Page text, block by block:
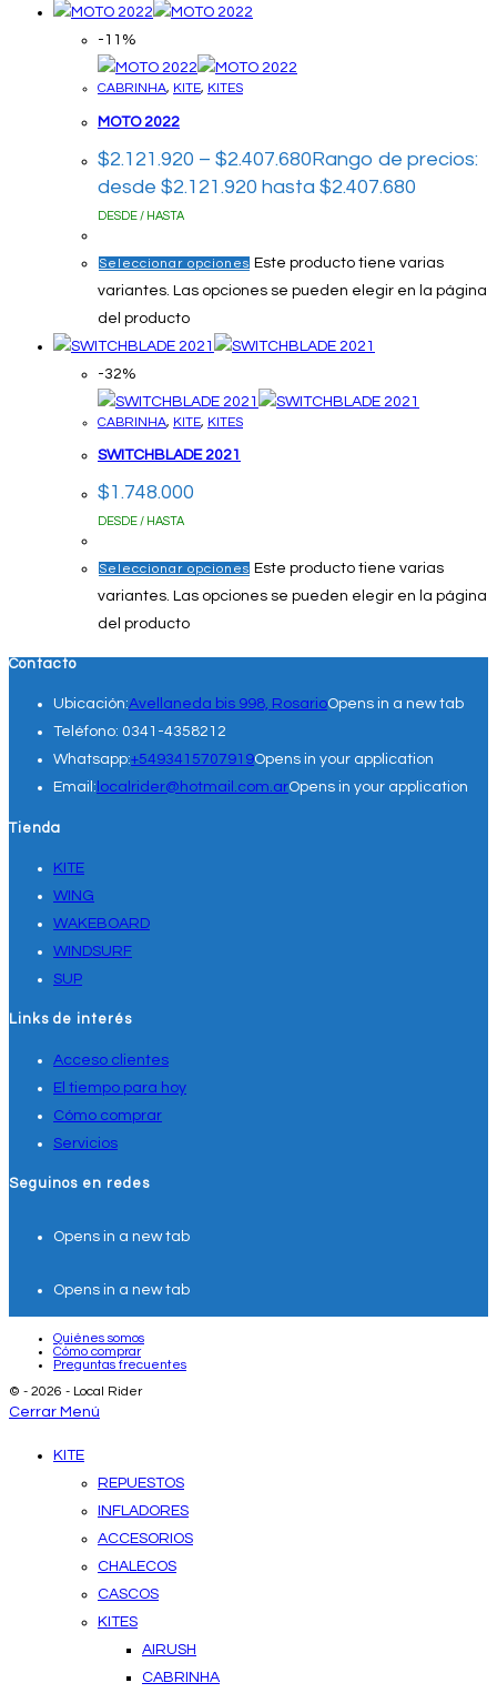
-11%
CABRINHA, KITE, KITES
MOTO 2022
$2.121.920 – $2.407.680Rango de precios:
desde $2.121.920 hasta $2.407.680
DESDE / HASTA
Seleccionar opciones Este producto tiene varias
variantes. Las opciones se pueden elegir en la página
del producto
-32%
CABRINHA, KITE, KITES
SWITCHBLADE 2021
$1.748.000
DESDE / HASTA
Seleccionar opciones Este producto tiene varias
variantes. Las opciones se pueden elegir en la página
del producto
Contacto
Ubicación:Avellaneda bis 998, RosarioOpens in a new tab
Teléfono: 0341-4358212
Whatsapp:+5493415707919Opens in your application
Email: localrider@hotmail.com.arOpens in your application
Tienda
KITE
WING
WAKEBOARD
WINDSURF
SUP
Links de interés
Acceso clientes
El tiempo para hoy
Cómo comprar
Servicios
Seguinos en redes
Opens in a new tab
Opens in a new tab
Quiénes somos
Cómo comprar
Preguntas frecuentes
© - 2026 - Local Rider
Cerrar Menú
KITE
REPUESTOS
INFLADORES
ACCESORIOS
CHALECOS
CASCOS
KITES
AIRUSH
CABRINHA